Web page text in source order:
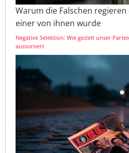
Warum die Falschen
einer von ihnen wurde
Negative Selektion: Wie gezielt unser
aussortiert